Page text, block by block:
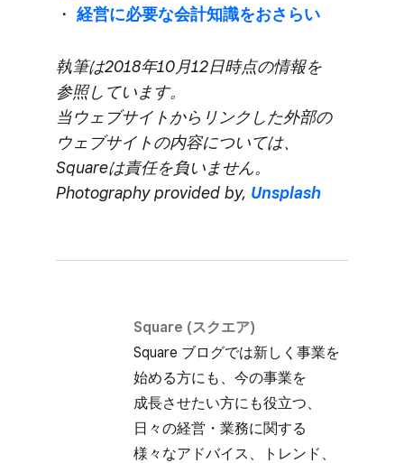
・ 経営に​必要な​会計知識を​おさら​い
執筆は​2018年10月12日時点の​情報を​
参照しています。​
当ウェブサイトから​リンクした​外部の​
ウェブサイトの​内容に​ついては、​
Squareは​責任を​負いません。​
Photography provided by, Unsplash
Square (スクエア)
Square ブログでは​新しく​事業を​
始める方にも、​今の​事業を​
成長させたい方にも​役立つ、​
日々の​経営・業務に​関する​
様々な​アドバイス、​トレンド、​